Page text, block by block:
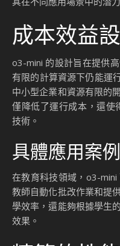
成本效益
o3-mini 的設計旨在提供
有限的計算資源下仍能運
中小型企業和資源有限的
僅降低了運行成本，還使
技術。
具體應用案例
在教育科技領域，o3-
教師自動化批改作業和提
學效率，還能夠根據學生
效果。